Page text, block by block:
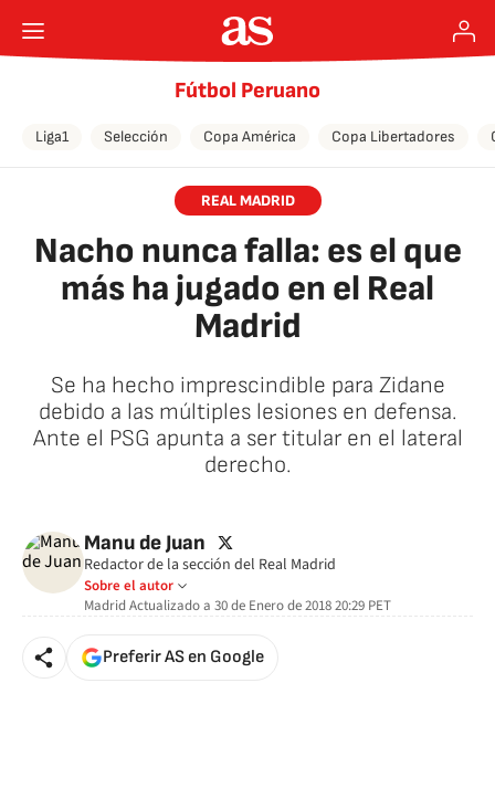
Fútbol Peruano
Liga1 Selección Copa América Copa Libertadores
REAL MADRID
Nacho nunca falla: es el que
más ha jugado en el Real
Madrid
Se ha hecho imprescindible para Zidane
debido a las múltiples lesiones en defensa.
Ante el PSG apunta a ser titular en el lateral
derecho.
Manu de Juan twitter
Redactor de la sección del Real Madrid
Sobre el autor
MadridActualizado a 30 de Enero de 2018 20:29 PET
Preferir AS en Google